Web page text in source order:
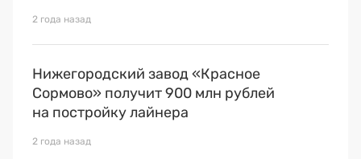
2 года назад
Нижегородский завод «Красное
Сормово» получит 900 млн рублей
на постройку лайнера
2 года назад